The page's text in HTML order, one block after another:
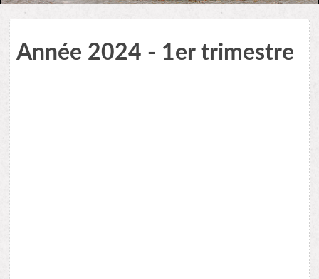
Année 2024 - 1er trimestre